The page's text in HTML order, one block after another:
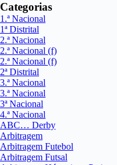
Categorias
1.ª Nacional
1ª Distrital
2.ª Nacional
2.ª Nacional (f)
2.ª Nacional (f)
2ª Distrital
3.ª Nacional
3.ª Nacional
3ª Nacional
4.ª Nacional
ABC… Derby
Arbitragem
Arbitragem Futebol
Arbitragem Futsal